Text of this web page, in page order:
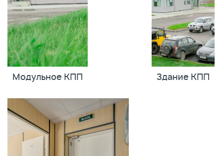
Модульное КПП Здание КПП